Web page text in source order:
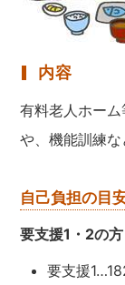
内容
有料老人ホー
や、機能訓練な
自己負担の目
要支援1・2の方
要支援